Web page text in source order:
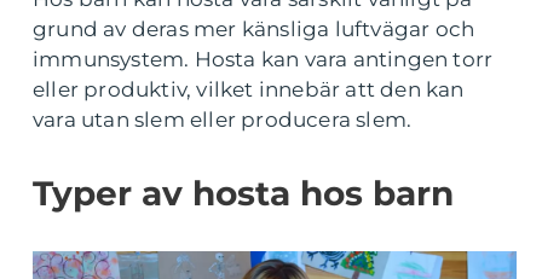
grund av deras mer känsliga luftvägar och
immunsystem. Hosta kan vara antingen torr
eller produktiv, vilket innebär att den kan
vara utan slem eller producera slem.
Typer av hosta hos barn